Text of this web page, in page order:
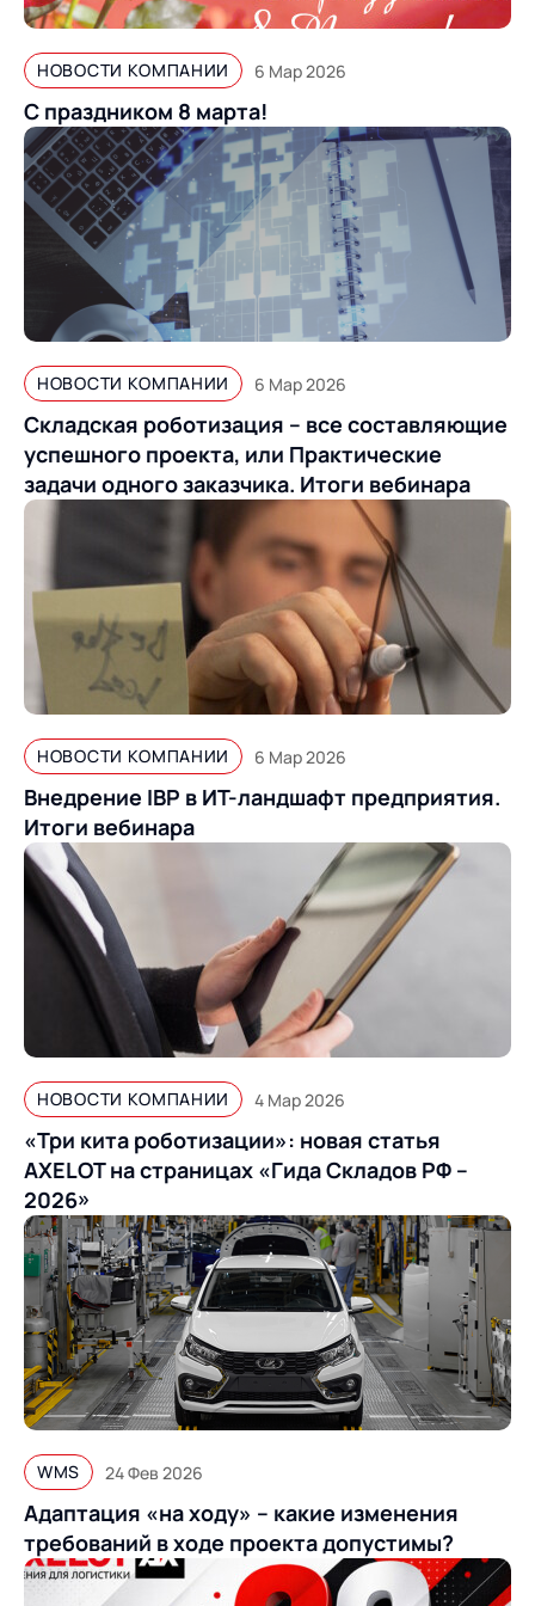
учебных заведений
База знаний
База знаний
НОВОСТИ КОМПАНИИ 6 Мар 2026
С праздником 8 марта!
НОВОСТИ КОМПАНИИ 6 Мар 2026
Складская роботизация – все составляющие
успешного проекта, или Практические
задачи одного заказчика. Итоги вебинара
НОВОСТИ КОМПАНИИ 6 Мар 2026
Внедрение IBP в ИТ-ландшафт предприятия.
Итоги вебинара
НОВОСТИ КОМПАНИИ 4 Мар 2026
«Три кита роботизации»: новая статья
AXELOT на страницах «Гида Складов РФ –
2026»
WMS 24 Фев 2026
Адаптация «на ходу» – какие изменения
требований в ходе проекта допустимы?